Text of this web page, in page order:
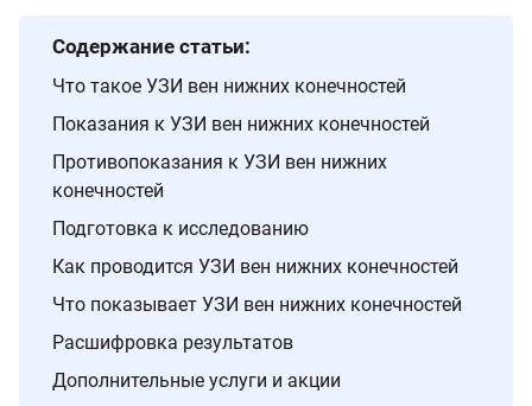
Содержание статьи:
Что такое УЗИ вен нижних конечностей
Показания к УЗИ вен нижних конечностей
Противопоказания к УЗИ вен нижних
конечностей
Подготовка к исследованию
Как проводится УЗИ вен нижних конечностей
Что показывает УЗИ вен нижних конечностей
Расшифровка результатов
Дополнительные услуги и акции